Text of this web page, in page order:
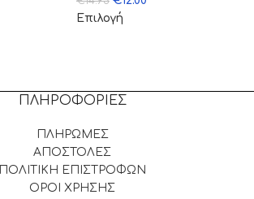
Επιλογή
ΠΛΗΡΟΦΟΡΙΕΣ
ΠΛΗΡΩΜΕΣ
ΑΠΟΣΤΟΛΕΣ
ΠΟΛΙΤΙΚΗ ΕΠΙΣΤΡΟΦΩΝ
ΟΡΟΙ ΧΡΗΣΗΣ